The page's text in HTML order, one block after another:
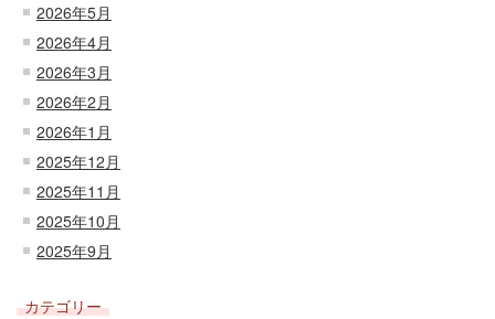
2026年5月
2026年4月
2026年3月
2026年2月
2026年1月
2025年12月
2025年11月
2025年10月
2025年9月
カテゴリー